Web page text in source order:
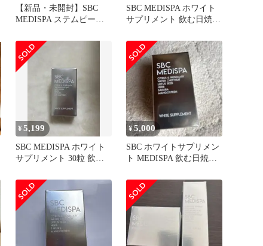
【新品・未開封】SBC
MEDISPA ステムピール
SBC MEDISPA ホワイト
サプリメント 飲む日焼け
¥5,199
SBC MEDISPA ホワイト
サプリメント 30粒 飲む
¥5,000
SBC ホワイトサプリメン
ト MEDISPA 飲む日焼け